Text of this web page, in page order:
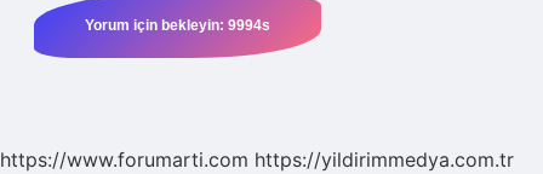
https://www.forumarti.com https://yildirimmedya.com.tr